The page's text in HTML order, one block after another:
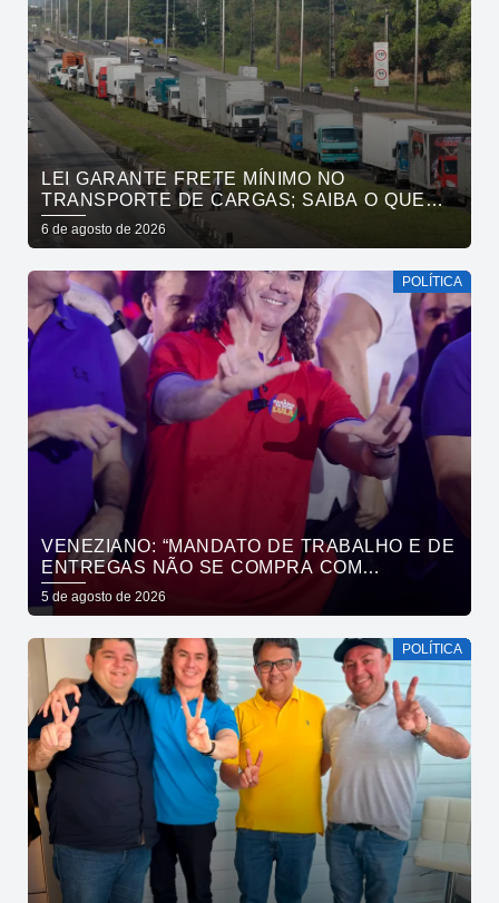
LEI GARANTE FRETE MÍNIMO NO
TRANSPORTE DE CARGAS; SAIBA O QUE
MUDA
6 de agosto de 2026
POLÍTICA
VENEZIANO: “MANDATO DE TRABALHO E DE
ENTREGAS NÃO SE COMPRA COM
DINHEIRO, SE CONQUISTA COM TRABALHO”
5 de agosto de 2026
POLÍTICA